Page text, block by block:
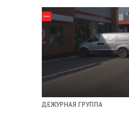
ДЕЖУРНАЯ ГРУППА